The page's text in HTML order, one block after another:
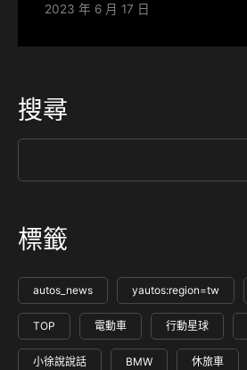
2023 年 6 月 17 日
搜尋
標籤
autos_news yautos:region=tw
TOP 電動車 行動星球
小徐說說話 BMW 休旅車